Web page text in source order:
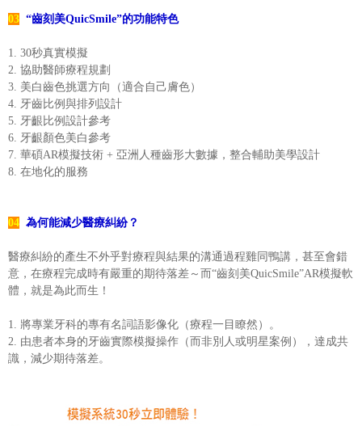
03 “齒刻美QuicSmile”的功能特色
1. 30秒真實模擬
2. 協助醫師療程規劃
3. 美白齒色挑選方向（適合自己膚色）
4. 牙齒比例與排列設計
5. 牙齦比例設計參考
6. 牙齦顏色美白參考
7. 華碩AR模擬技術 + 亞洲人種齒形大數據，整合輔助美學設計
8. 在地化的服務
04 為何能減少醫療糾紛？
醫療糾紛的產生不外乎對療程與結果的溝通過程雞同鴨講，甚至會錯
意，在療程完成時有嚴重的期待落差～而“齒刻美QuicSmile”AR模擬軟
體，就是為此而生！
1. 將專業牙科的專有名詞語影像化（療程一目瞭然）。
2. 由患者本身的牙齒實際模擬操作（而非別人或明星案例），達成共
識，減少期待落差。